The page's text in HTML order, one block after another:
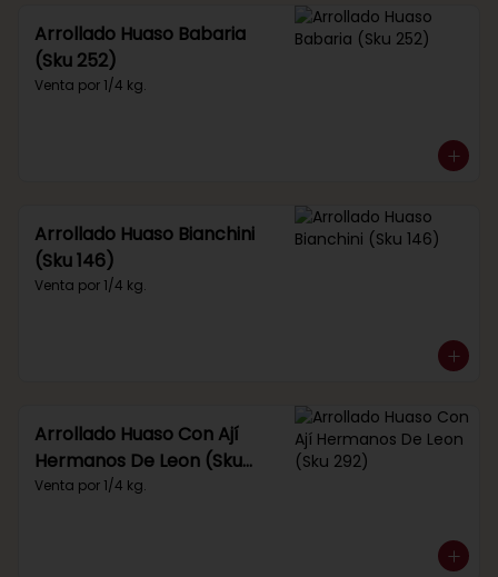
Arrollado Huaso Babaria
(Sku 252)
Venta por 1/4 kg.
Arrollado Huaso Bianchini
(Sku 146)
Venta por 1/4 kg.
Arrollado Huaso Con Ají
Hermanos De Leon (Sku
292)
Venta por 1/4 kg.